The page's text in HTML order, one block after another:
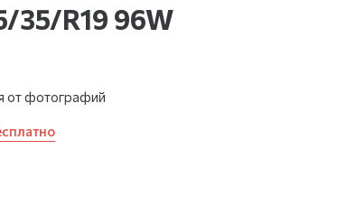
35/R19 96W
от фотографий